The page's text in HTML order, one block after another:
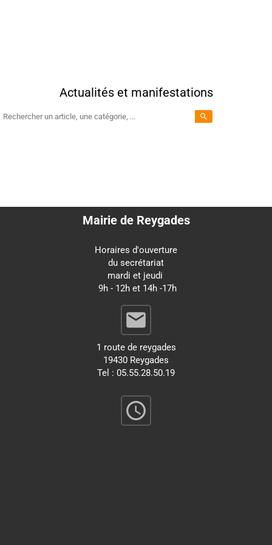
Actualités et manifestations
search
Mairie de Reygades
Horaires d'ouverture
du secrétariat
mardi et jeudi
9h - 12h et 14h -17h
email
1 route de reygades
19430 Reygades
Tel : 05.55.28.50.19
query_builder